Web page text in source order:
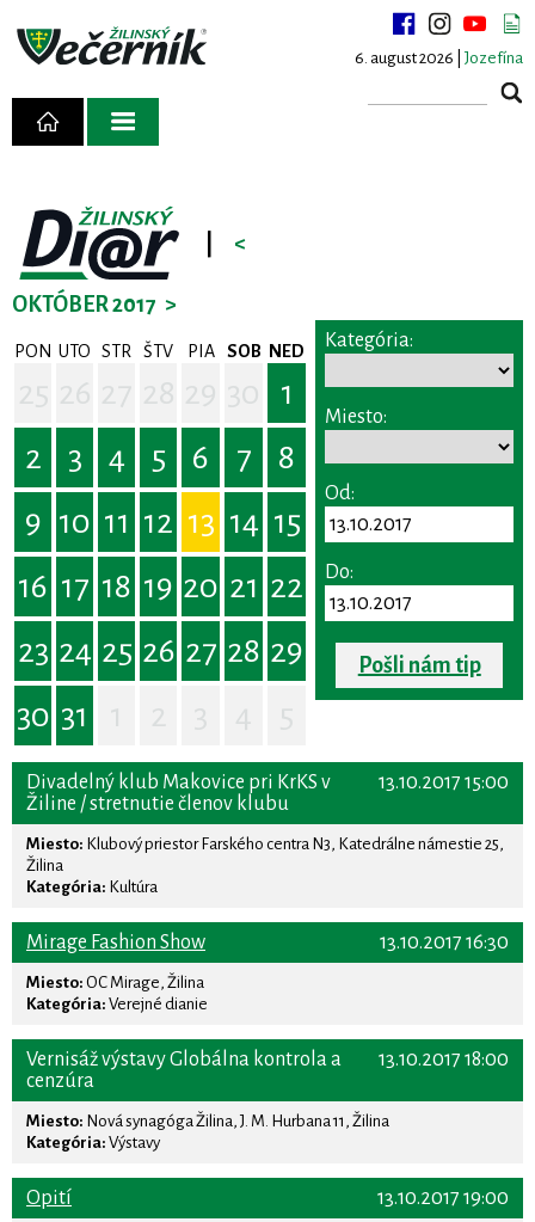
6. august 2026 | Jozefína
<
OKTÓBER 2017 >
PON UTO STR ŠTV PIA SOB NED
1
2
3 4 5 6 7
8
9 10 11 12 13 14 15
16 17 18 19 20 21 22
23 24 25 26 27 28 29
30 31
Kategória:
Miesto:
Od:
Do:
Pošli nám tip
13.10.2017 15:00
Divadelný klub Makovice pri KrKS v
Žiline / stretnutie členov klubu
Miesto: Klubový priestor Farského centra N3, Katedrálne námestie 25,
Žilina
Kategória: Kultúra
13.10.2017 16:30
Mirage Fashion Show
Miesto: OC Mirage, Žilina
Kategória: Verejné dianie
13.10.2017 18:00
Vernisáž výstavy Globálna kontrola a
cenzúra
Miesto: Nová synagóga Žilina, J. M. Hurbana 11, Žilina
Kategória: Výstavy
13.10.2017 19:00
Opití